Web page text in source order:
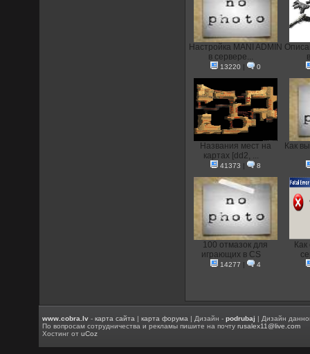
Настройка MANI ADMIN
в сервере...
13220 | 0
Названия мест на
картах [dd2, ...
41373 | 8
Как
100 отмазок для
играющих в CS
14277 | 4
www.cobra.lv -карта сайта |карта форума | Дизайн -podrubaj | Дизайн
По вопросам сотрудничества и рекламы пишите на почтуrusalex11@live.com
Хостинг отuCoz